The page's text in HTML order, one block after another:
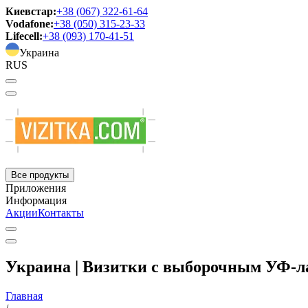
Киевстар:+38 (067) 322-61-64
Vodafone:+38 (050) 315-23-33
Lifecell:+38 (093) 170-41-51
Украина
RUS
Все продукты
Приложения
Информация
АкцииКонтакты
Украина | Визитки с выборочным УФ-
Главная